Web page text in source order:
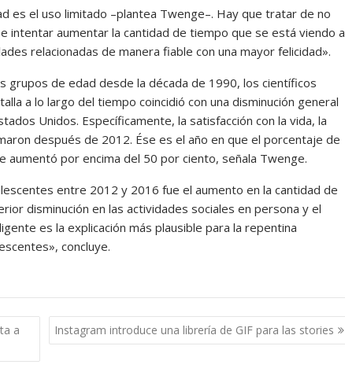
es el uso limitado –plantea Twenge–. Hay que tratar de no
intentar aumentar la cantidad de tiempo que se está viendo a
relacionadas de manera fiable con una mayor felicidad».
grupos de edad desde la década de 1990, los científicos
a lo largo del tiempo coincidió con una disminución general
Unidos. Específicamente, la satisfacción con la vida, la
después de 2012. Ése es el año en que el porcentaje de
por encima del 50 por ciento, señala Twenge.
entre 2012 y 2016 fue el aumento en la cantidad de
disminución en las actividades sociales en persona y el
es la explicación más plausible para la repentina
concluye.
a
Instagram introduce una librería de GIF para las stories